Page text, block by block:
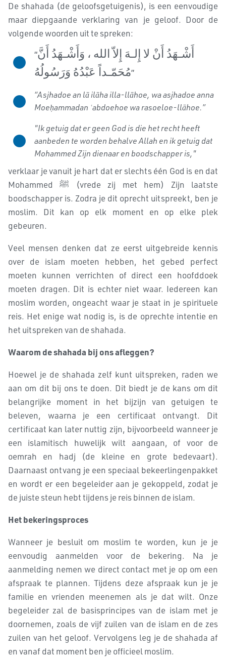
De shahada (de geloofsgetuigenis), is een eenvoudige
maar diepgaande verklaring van je geloof. Door de
volgende woorden uit te spreken:
“أَشْـهَدُ أَنْ لا إِلـهَ إِلاّ الله ، وَأَشْـهَدُ أَنَّ
مُحَمّـداً عَبْدُهُ وَرَسُولُهُ”
“Asjhadoe an lā ilāha illa-llāhoe, wa asjhadoe anna
Moeḥammadan ʿabdoehoe wa rasoeloe-llāhoe.”
"Ik getuig dat er geen God is die het recht heeft
aanbeden te worden behalve Allah en ik getuig dat
Mohammed Zijn dienaar en boodschapper is,"
verklaar je vanuit je hart dat er slechts één God is en dat
Mohammed ﷺ (vrede zij met hem) Zijn laatste
boodschapper is. Zodra je dit oprecht uitspreekt, ben je
moslim. Dit kan op elk moment en op elke plek
gebeuren.
Veel mensen denken dat ze eerst uitgebreide kennis
over de islam moeten hebben, het gebed perfect
moeten kunnen verrichten of direct een hoofddoek
moeten dragen. Dit is echter niet waar. Iedereen kan
moslim worden, ongeacht waar je staat in je spirituele
reis. Het enige wat nodig is, is de oprechte intentie en
het uitspreken van de shahada.
Waarom de shahada bij ons afleggen?
Hoewel je de shahada zelf kunt uitspreken, raden we
aan om dit bij ons te doen. Dit biedt je de kans om dit
belangrijke moment in het bijzijn van getuigen te
beleven, waarna je een certificaat ontvangt. Dit
certificaat kan later nuttig zijn, bijvoorbeeld wanneer je
een islamitisch huwelijk wilt aangaan, of voor de
oemrah en hadj (de kleine en grote bedevaart).
Daarnaast ontvang je een speciaal bekeerlingenpakket
en wordt er een begeleider aan je gekoppeld, zodat je
de juiste steun hebt tijdens je reis binnen de islam.
Het bekeringsproces
Wanneer je besluit om moslim te worden, kun je je
eenvoudig aanmelden voor de bekering. Na je
aanmelding nemen we direct contact met je op om een
afspraak te plannen. Tijdens deze afspraak kun je je
familie en vrienden meenemen als je dat wilt. Onze
begeleider zal de basisprincipes van de islam met je
doornemen, zoals de vijf zuilen van de islam en de zes
zuilen van het geloof. Vervolgens leg je de shahada af
en vanaf dat moment ben je officieel moslim.